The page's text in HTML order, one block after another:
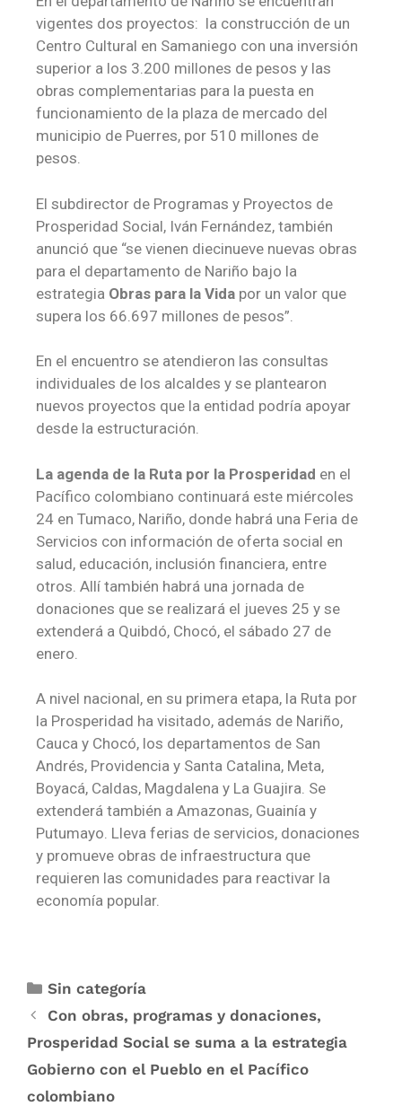
vigentes dos proyectos: la construcción de un
Centro Cultural en Samaniego con una inversión
superior a los 3.200 millones de pesos y las
obras complementarias para la puesta en
funcionamiento de la plaza de mercado del
municipio de Puerres, por 510 millones de
pesos.
El subdirector de Programas y Proyectos de
Prosperidad Social, Iván Fernández, también
anunció que “se vienen diecinueve nuevas obras
para el departamento de Nariño bajo la
estrategia Obras para la Vida por un valor que
supera los 66.697 millones de pesos”.
En el encuentro se atendieron las consultas
individuales de los alcaldes y se plantearon
nuevos proyectos que la entidad podría apoyar
desde la estructuración.
La agenda de la Ruta por la Prosperidad en el
Pacífico colombiano continuará este miércoles
24 en Tumaco, Nariño, donde habrá una Feria de
Servicios con información de oferta social en
salud, educación, inclusión financiera, entre
otros. Allí también habrá una jornada de
donaciones que se realizará el jueves 25 y se
extenderá a Quibdó, Chocó, el sábado 27 de
enero.
A nivel nacional, en su primera etapa, la Ruta por
la Prosperidad ha visitado, además de Nariño,
Cauca y Chocó, los departamentos de San
Andrés, Providencia y Santa Catalina, Meta,
Boyacá, Caldas, Magdalena y La Guajira. Se
extenderá también a Amazonas, Guainía y
Putumayo. Lleva ferias de servicios, donaciones
y promueve obras de infraestructura que
requieren las comunidades para reactivar la
economía popular.
Sin categoría
Con obras, programas y donaciones,
Prosperidad Social se suma a la estrategia
Gobierno con el Pueblo en el Pacífico
colombiano